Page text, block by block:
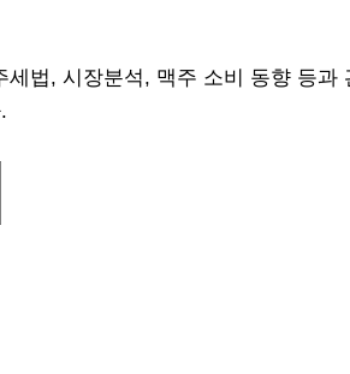
법, 시장분석, 맥주 소비 동향 등과